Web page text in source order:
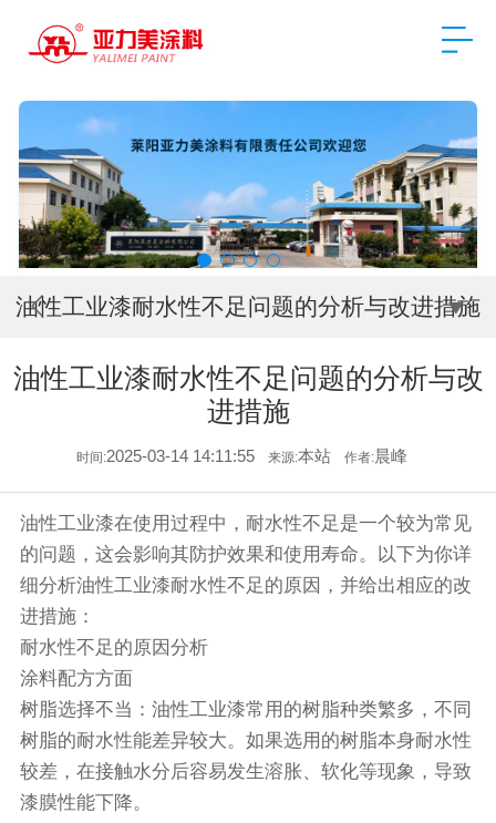
油性工业漆耐水性不足问题的分析与改进措施
油性工业漆耐水性不足问题的分析与改
进措施
时间:2025-03-14 14:11:55 来源:本站 作者:晨峰
油性工业漆在使用过程中，耐水性不足是一个较为常见
的问题，这会影响其防护效果和使用寿命。以下为你详
细分析油性工业漆耐水性不足的原因，并给出相应的改
进措施：
耐水性不足的原因分析
涂料配方方面
树脂选择不当：油性工业漆常用的树脂种类繁多，不同
树脂的耐水性能差异较大。如果选用的树脂本身耐水性
较差，在接触水分后容易发生溶胀、软化等现象，导致
漆膜性能下降。